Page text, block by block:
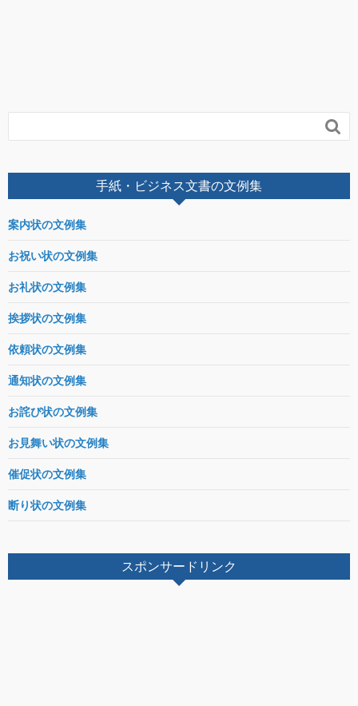

手紙・ビジネス文書の文例集
案内状の文例集
お祝い状の文例集
お礼状の文例集
挨拶状の文例集
依頼状の文例集
通知状の文例集
お詫び状の文例集
お見舞い状の文例集
催促状の文例集
断り状の文例集
スポンサードリンク